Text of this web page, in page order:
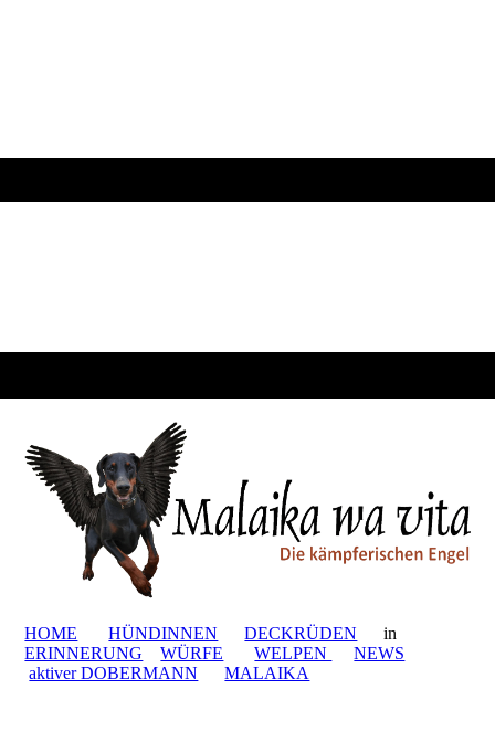
HOME HÜNDINNEN DECKRÜDEN
in
ERINNERUNG
WÜRFE WELPEN
NEWS
aktiver DOBERMANN
MALAIKA